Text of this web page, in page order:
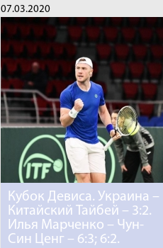
07.03.2020
Кубок Девиса. Украина –
Китайский Тайбей – 3:2.
Илья Марченко – Чун-
Син Ценг – 6:3; 6:2.